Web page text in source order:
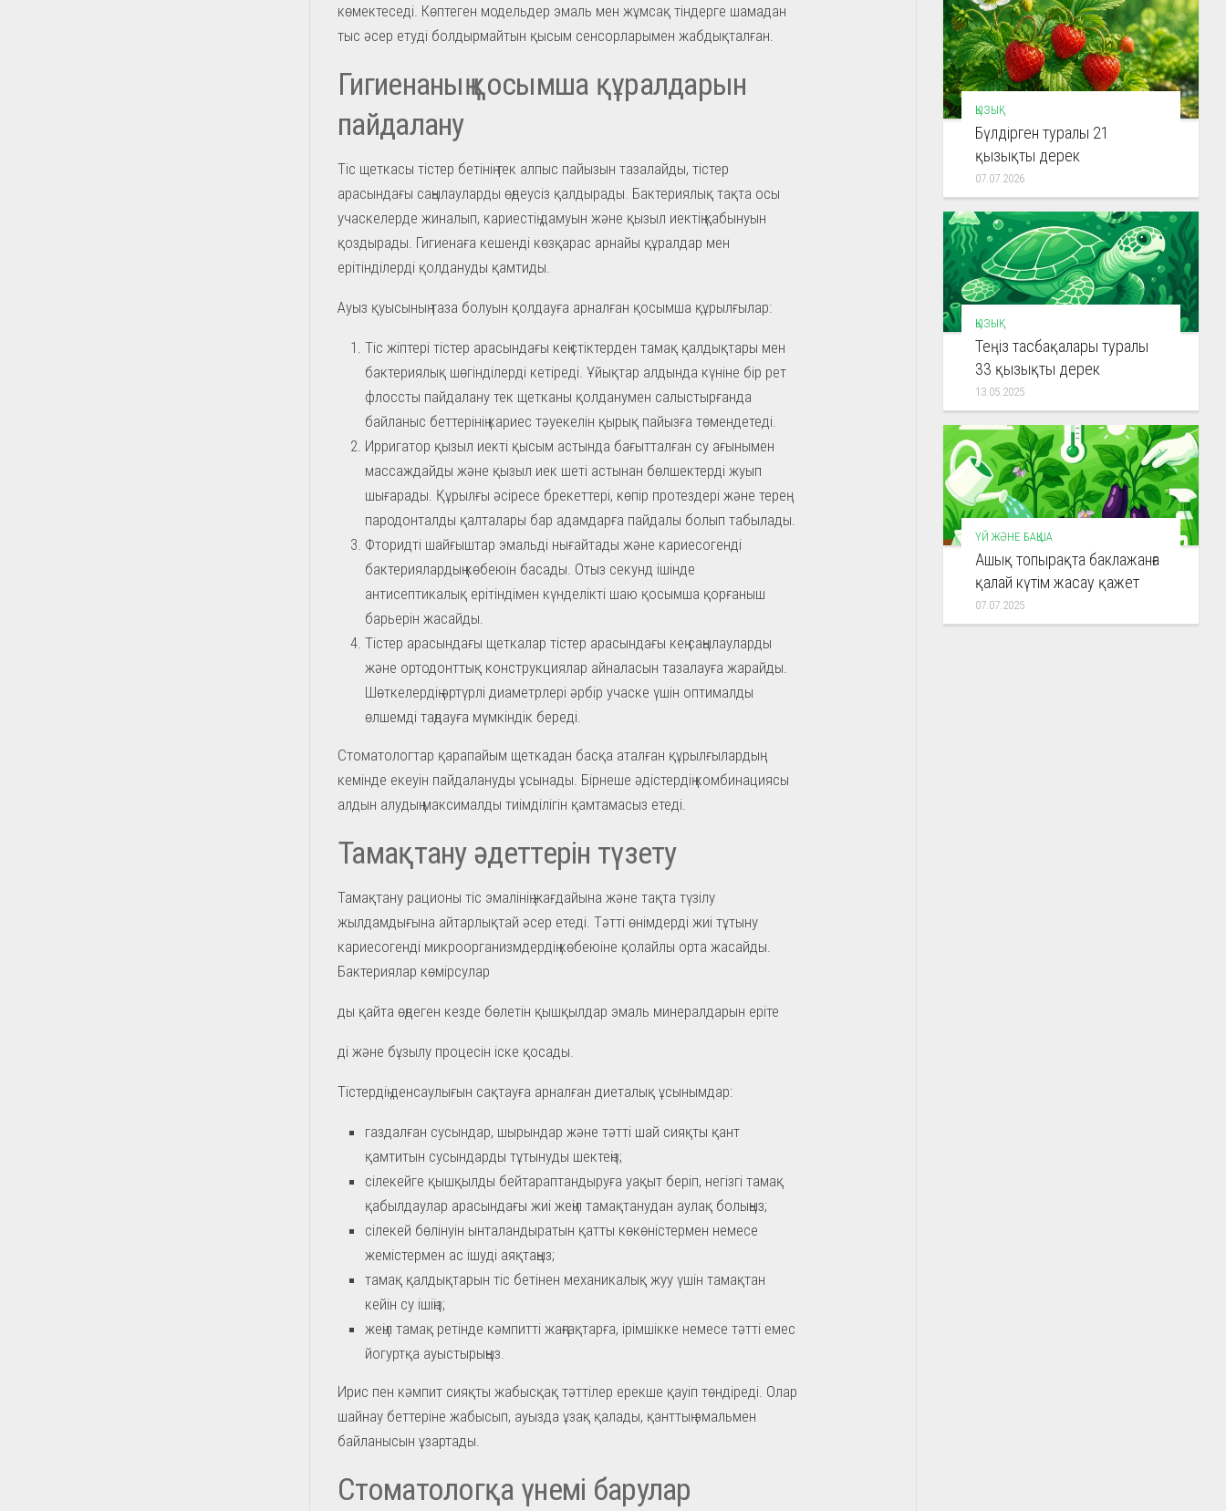
көмектеседі. Көптеген модельдер эмаль мен жұмсақ тіндерге шамадан
тыс әсер етуді болдырмайтын қысым сенсорларымен жабдықталған.
Гигиенаның қосымша құралдарын
пайдалану
Тіс щеткасы тістер бетінің тек алпыс пайызын тазалайды, тістер
арасындағы саңылауларды өңдеусіз қалдырады. Бактериялық тақта осы
учаскелерде жиналып, кариестің дамуын және қызыл иектің қабынуын
қоздырады. Гигиенаға кешенді көзқарас арнайы құралдар мен
ерітінділерді қолдануды қамтиды.
Ауыз қуысының таза болуын қолдауға арналған қосымша құрылғылар:
Тіс жіптері тістер арасындағы кеңістіктерден тамақ қалдықтары мен
бактериялық шөгінділерді кетіреді. Ұйықтар алдында күніне бір рет
флоссты пайдалану тек щетканы қолданумен салыстырғанда
байланыс беттерінің кариес тәуекелін қырық пайызға төмендетеді.
Ирригатор қызыл иекті қысым астында бағытталған су ағынымен
массаждайды және қызыл иек шеті астынан бөлшектерді жуып
шығарады. Құрылғы әсіресе брекеттері, көпір протездері және терең
пародонталды қалталары бар адамдарға пайдалы болып табылады.
Фторидті шайғыштар эмальді нығайтады және кариесогенді
бактериялардың көбеюін басады. Отыз секунд ішінде
антисептикалық ерітіндімен күнделікті шаю қосымша қорғаныш
барьерін жасайды.
Тістер арасындағы щеткалар тістер арасындағы кең саңылауларды
және ортодонттық конструкциялар айналасын тазалауға жарайды.
Шөткелердің әртүрлі диаметрлері әрбір учаске үшін оптималды
өлшемді таңдауға мүмкіндік береді.
Стоматологтар қарапайым щеткадан басқа аталған құрылғылардың
кемінде екеуін пайдалануды ұсынады. Бірнеше әдістердің комбинациясы
алдын алудың максималды тиімділігін қамтамасыз етеді.
Тамақтану әдеттерін түзету
Тамақтану рационы тіс эмалінің жағдайына және тақта түзілу
жылдамдығына айтарлықтай әсер етеді. Тәтті өнімдерді жиі тұтыну
кариесогенді микроорганизмдердің көбеюіне қолайлы орта жасайды.
Бактериялар көмірсулар
ды қайта өңдеген кезде бөлетін қышқылдар эмаль минералдарын еріте
ді және бұзылу процесін іске қосады.
Тістердің денсаулығын сақтауға арналған диеталық ұсынымдар:
газдалған сусындар, шырындар және тәтті шай сияқты қант
қамтитын сусындарды тұтынуды шектеңіз;
сілекейге қышқылды бейтараптандыруға уақыт беріп, негізгі тамақ
қабылдаулар арасындағы жиі жеңіл тамақтанудан аулақ болыңыз;
сілекей бөлінуін ынталандыратын қатты көкөністермен немесе
жемістермен ас ішуді аяқтаңыз;
тамақ қалдықтарын тіс бетінен механикалық жуу үшін тамақтан
кейін су ішіңіз;
жеңіл тамақ ретінде кәмпитті жаңғақтарға, ірімшікке немесе тәтті емес
йогуртқа ауыстырыңыз.
Ирис пен кәмпит сияқты жабысқақ тәттілер ерекше қауіп төндіреді. Олар
шайнау беттеріне жабысып, ауызда ұзақ қалады, қанттың эмальмен
байланысын ұзартады.
Стоматологқа үнемі барулар
ҚЫЗЫҚ
Бүлдірген туралы 21
қызықты дерек
07.07.2026
ҚЫЗЫҚ
Теңіз тасбақалары туралы
33 қызықты дерек
13.05.2025
ҮЙ ЖӘНЕ БАҚША
Ашық топырақта баклажанға
қалай күтім жасау қажет
07.07.2025